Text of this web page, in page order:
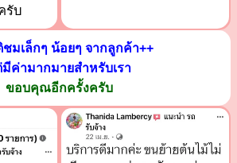
รับ
ชมเล็กๆ น้อยๆ จากลูกค้า++
มีค่ามากมายสำหรับเรา
ขอบคุณอีกครั้งครับ